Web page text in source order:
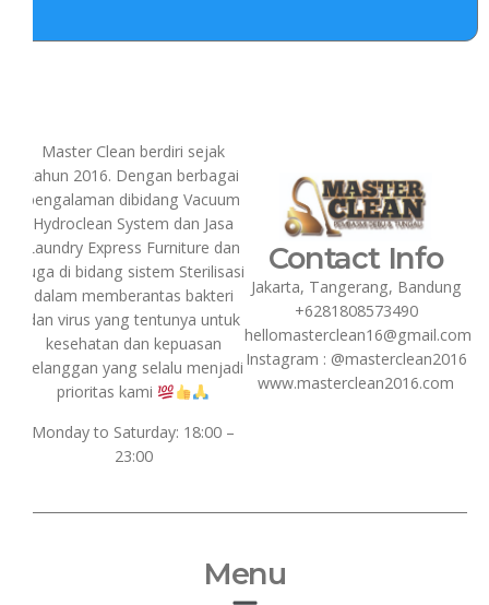
Contact Info
Jakarta, Tangerang, Bandung
+6281808573490
hellomasterclean16@gmail.com
Instagram : @masterclean2016
www.masterclean2016.com
Master Clean berdiri sejak
tahun 2016. Dengan berbagai
pengalaman dibidang Vacuum
Hydroclean System dan Jasa
Laundry Express Furniture dan
juga di bidang sistem Sterilisasi
dalam memberantas bakteri
dan virus yang tentunya untuk
kesehatan dan kepuasan
pelanggan yang selalu menjadi
prioritas kami
Monday to Saturday: 18:00 –
23:00
Menu